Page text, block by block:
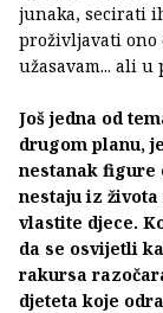
junaka, secirati
proživljavati ono
užasavam... ali u
Još jedna od
drugom planu,
nestanak figure
nestaju iz
vlastite djece.
da se osvijetli
rakursa
djeteta koje